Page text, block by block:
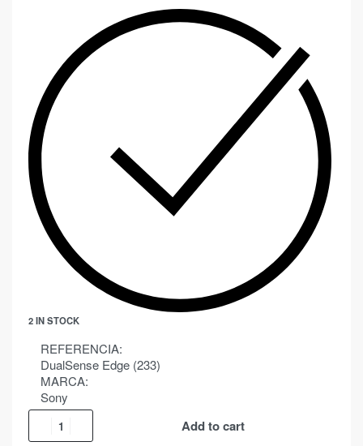
2 IN STOCK
REFERENCIA:
DualSense Edge (233)
MARCA:
Sony
Add to cart